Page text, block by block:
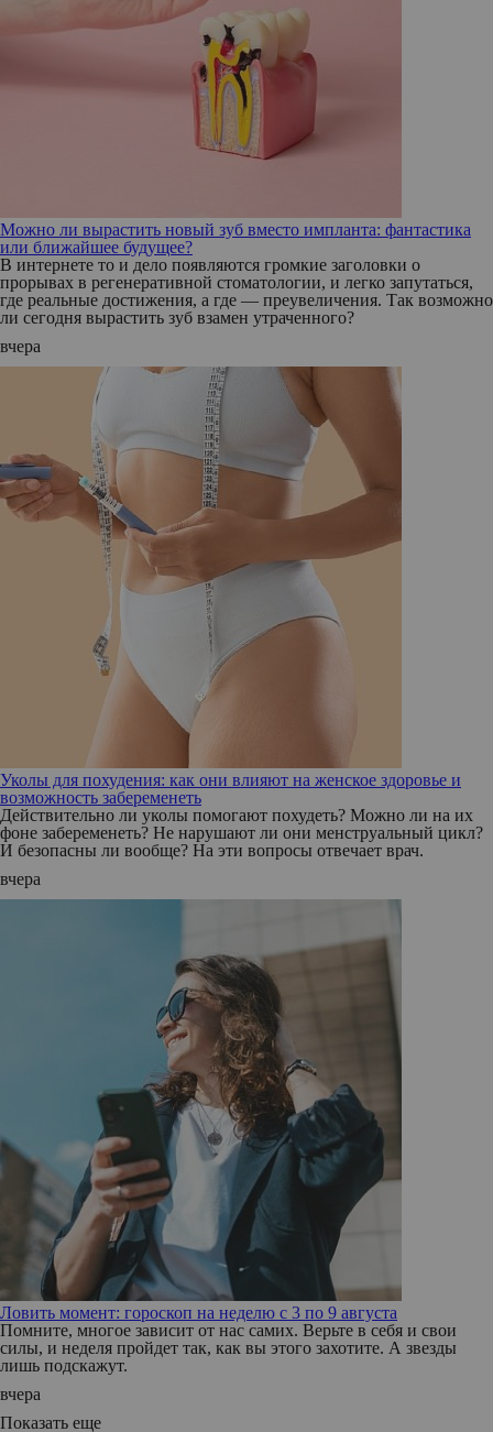
Можно ли вырастить новый зуб вместо импланта: фантастика
или ближайшее будущее?
В интернете то и дело появляются громкие заголовки о
прорывах в регенеративной стоматологии, и легко запутаться,
где реальные достижения, а где — преувеличения. Так возможно
ли сегодня вырастить зуб взамен утраченного?
вчера
Уколы для похудения: как они влияют на женское здоровье и
возможность забеременеть
Действительно ли уколы помогают похудеть? Можно ли на их
фоне забеременеть? Не нарушают ли они менструальный цикл?
И безопасны ли вообще? На эти вопросы отвечает врач.
вчера
Ловить момент: гороскоп на неделю с 3 по 9 августа
Помните, многое зависит от нас самих. Верьте в себя и свои
силы, и неделя пройдет так, как вы этого захотите. А звезды
лишь подскажут.
вчера
Показать еще